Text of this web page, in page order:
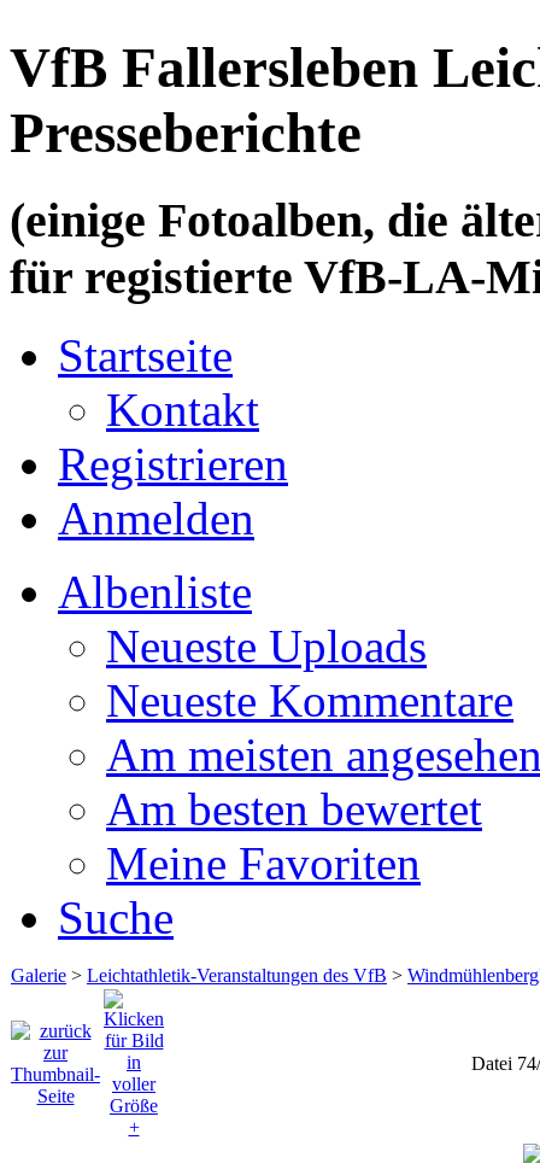
VfB Fallersleben
Presseberichte
(einige Fotoalben, die
für registierte VfB-LA-
Startseite
Kontakt
Registrieren
Anmelden
Albenliste
Neueste Uploads
Neueste Kommentare
Am meisten
Am besten bewertet
Meine Favoriten
Suche
Galerie > Leichtathletik-Veranstaltungen des VfB >
Datei